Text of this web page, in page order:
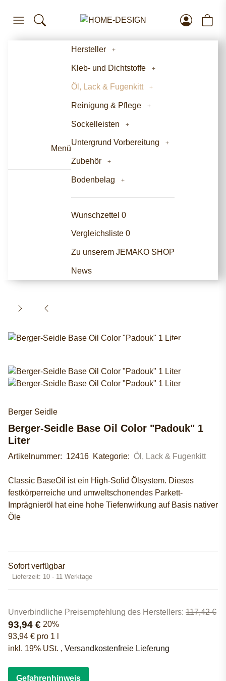
Menü
Hersteller
Kleb- und Dichtstoffe
Öl, Lack & Fugenkitt
Reinigung & Pflege
Sockelleisten
Untergrund Vorbereitung
Zubehör
Bodenbelag
Wunschzettel 0
Vergleichsliste 0
Zu unserem JEMAKO SHOP
News
Berger Seidle
Berger-Seidle Base Oil Color "Padouk" 1
Liter
Artikelnummer: 12416 Kategorie: Öl, Lack & Fugenkitt
Classic BaseOil ist ein High-Solid Ölsystem. Dieses
festkörperreiche und umweltschonendes Parkett-
Imprägnieröl hat eine hohe Tiefenwirkung auf Basis nativer
Öle
Sofort verfügbar
Lieferzeit: 10 - 11 Werktage
Unverbindliche Preisempfehlung des Herstellers: 117,42 €
93,94 € 20%
93,94 € pro 1 l
inkl. 19% USt. , Versandkostenfreie Lieferung
Gefahrenhinweis